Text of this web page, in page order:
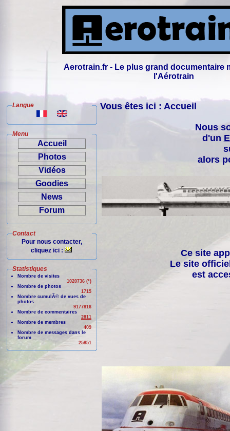
Aerotrain.fr - Le plus grand documentaire
l'Aérotrain
Langue
Menu
Accueil
Photos
Vidéos
Goodies
News
Forum
Contact
Pour nous contacter,
cliquez ici :
Statistiques
Nombre de visites
1020736 (*)
Nombre de photos
1715
Nombre cumulÃ© de vues de
photos
9177816
Nombre de commentaires
2811
Nombre de membres
409
Nombre de messages dans le
forum
25851
Vous êtes ici : Accueil
Nous
d'un
alors
Ce site
Le site
est